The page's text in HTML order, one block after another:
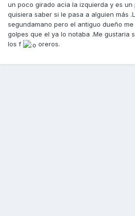
un poco girado acia la izquierda y es
quisiera saber si le pasa a alguien más
segundamano pero el antiguo dueño
golpes que el ya lo notaba .Me gustaria
los f
oreros.